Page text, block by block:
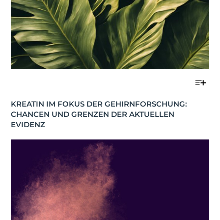
KREATIN IM FOKUS DER GEHIRNFORSCHUNG:
CHANCEN UND GRENZEN DER AKTUELLEN
EVIDENZ